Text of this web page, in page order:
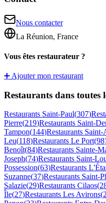
Nous contacter
La Réunion, France
Vous êtes restaurateur ?
➕ Ajouter mon restaurant
Restaurants dans toutes
Restaurants Saint-Paul(307)
Pierre(219)Restaurants Saint-
Tampon(144)Restaurants Saint-
Leu(118)Restaurants Le Port(98
Benoît(84)Restaurants Sainte-
Joseph(74)Restaurants Saint-
Possession(63)Restaurants
Suzanne(37)Restaurants Saint-
Salazie(29)Restaurants Cilaos(
Île(27)Restaurants Les Avirons(